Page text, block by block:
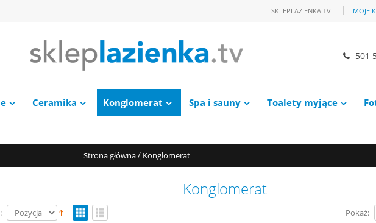
MOJE
SKLEPLAZIENKA.TV
501
Ceramika Konglomerat Spa i sauny Toalety myjące
Strona główna/ Konglomerat
Konglomerat
Pokaż: